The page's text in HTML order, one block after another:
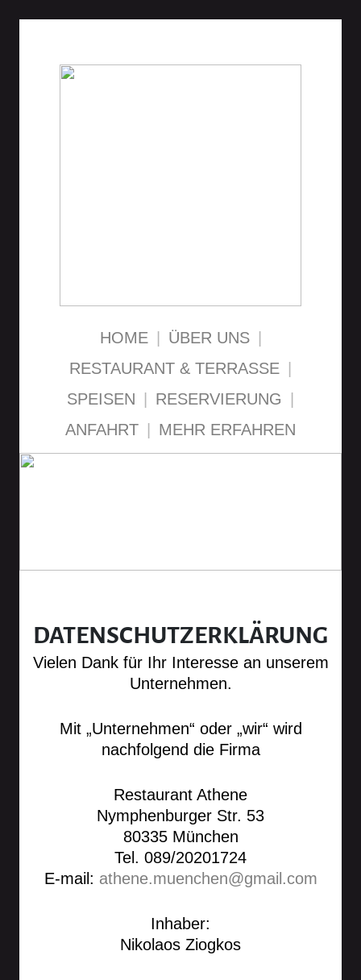
HOME ÜBER UNS
RESTAURANT & TERRASSE
SPEISEN
RESERVIERUNG
ANFAHRT
MEHR ERFAHREN
DATENSCHUTZ­­ERKLÄRUNG
Vielen Dank für Ihr Interesse an unserem
Unternehmen.
Mit „Unternehmen“ oder „wir“ wird
nachfolgend die Firma
Restaurant Athene
Nymphenburger Str. 53
80335 München
Tel. 089/20201724
E-mail: athene.muenchen@gmail.com
Inhaber:
Nikolaos Ziogkos